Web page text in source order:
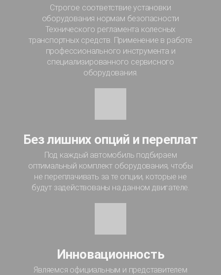
Строгое соответствие установки
оборудования нормам безопасности
Технического регламента колесных
транспортных средств. Применение в работе
профессионального инструмента и
специализированного сервисного
оборудования.
Без лишних опций и переплат
Под каждый автомобиль подбираем
оптимальный комплект оборудования, чтобы
не переплачивать за те опции, которые не
будут задействованы на данном двигателе.
Инновационность
Являемся официальным и представителем